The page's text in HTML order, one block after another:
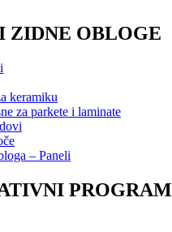
ZIDNE OBLOGE
keramiku
za parkete i laminate
– Paneli
PROGRAM